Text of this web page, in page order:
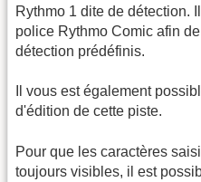
Rythmo 1 dite de détection.
police Rythmo Comic afin
détection prédéfinis.
Il vous est également
d'édition de cette piste.
Pour que les caractères
toujours visibles, il est